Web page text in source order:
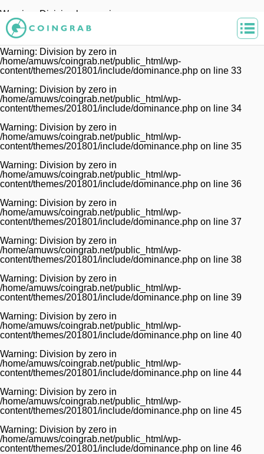
Warning
: Division by zero in
/home/amuws/coingrab.net/public_html/wp-
content/themes/201801/include/dominance.php
32
Warning: Division by zero in
/home/amuws/coingrab.net/public_html/wp-
content/themes/201801/include/dominance.php on line 33
Warning: Division by zero in
/home/amuws/coingrab.net/public_html/wp-
content/themes/201801/include/dominance.php on line 34
Warning: Division by zero in
/home/amuws/coingrab.net/public_html/wp-
content/themes/201801/include/dominance.php on line 35
Warning: Division by zero in
/home/amuws/coingrab.net/public_html/wp-
content/themes/201801/include/dominance.php on line 36
Warning: Division by zero in
/home/amuws/coingrab.net/public_html/wp-
content/themes/201801/include/dominance.php on line 37
Warning: Division by zero in
/home/amuws/coingrab.net/public_html/wp-
content/themes/201801/include/dominance.php on line 38
Warning: Division by zero in
/home/amuws/coingrab.net/public_html/wp-
content/themes/201801/include/dominance.php on line 39
Warning: Division by zero in
/home/amuws/coingrab.net/public_html/wp-
content/themes/201801/include/dominance.php on line 40
Warning: Division by zero in
/home/amuws/coingrab.net/public_html/wp-
content/themes/201801/include/dominance.php on line 44
Warning: Division by zero in
/home/amuws/coingrab.net/public_html/wp-
content/themes/201801/include/dominance.php on line 45
Warning: Division by zero in
/home/amuws/coingrab.net/public_html/wp-
content/themes/201801/include/dominance.php on line 46